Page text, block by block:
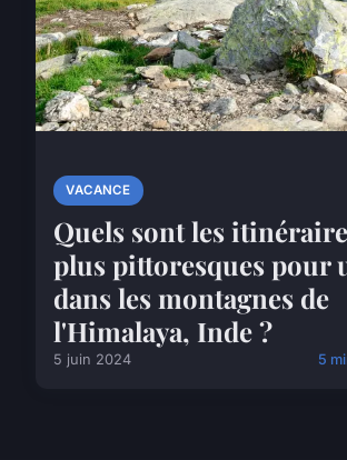
VACANCE
Quels sont les
plus pittoresques pour
dans les montagnes de
l'Himalaya, Inde ?
5 juin 2024 5